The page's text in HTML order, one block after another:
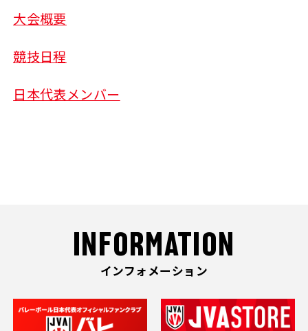
大会概要
競技日程
日本代表メンバー
INFORMATION
インフォメーション